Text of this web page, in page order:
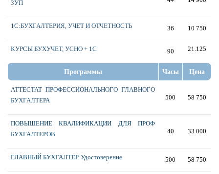
ЗУП
1С:БУХГАЛТЕРИЯ, УЧЕТ И ОТЧЕТНОСТЬ 36 10 750
КУРСЫ БУХУЧЕТ, УСНО + 1С 90 21.125
Программы Часы Цена
АТТЕСТАТ ПРОФЕССИОНАЛЬНОГО ГЛАВНОГО
БУХГАЛТЕРА
500 58 750
ПОВЫШЕНИЕ КВАЛИФИКАЦИИ ДЛЯ ПРОФ
БУХГАЛТЕРОВ
40 33 000
ГЛАВНЫЙ БУХГАЛТЕР. Удостоверение 500 58 750